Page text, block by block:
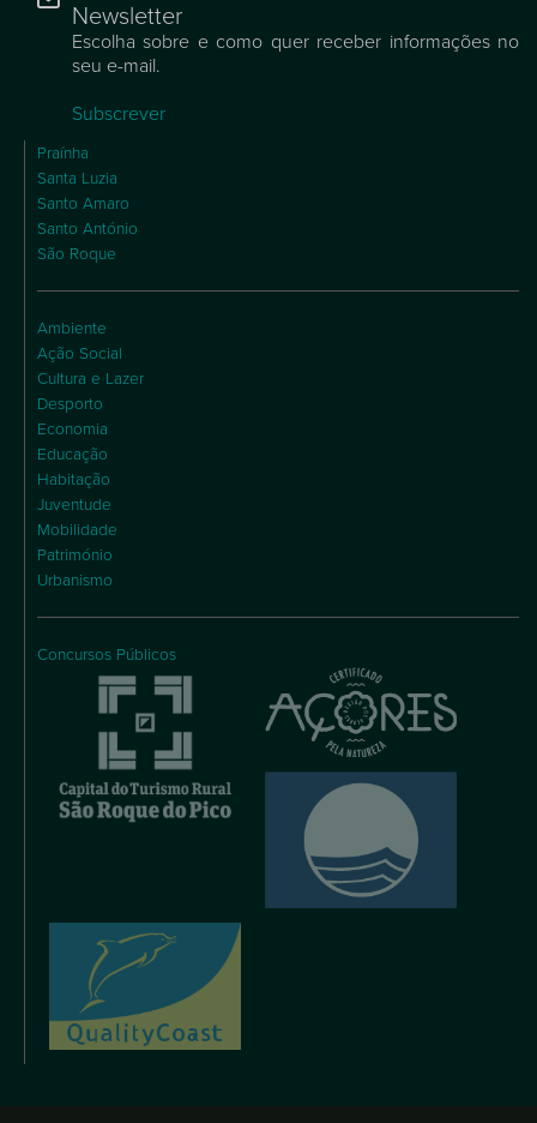
Newsletter
Escolha sobre e como quer receber informações no
seu e-mail.
Subscrever
Praínha
Santa Luzia
Santo Amaro
Santo António
São Roque
Ambiente
Ação Social
Cultura e Lazer
Desporto
Economia
Educação
Habitação
Juventude
Mobilidade
Património
Urbanismo
Concursos Públicos